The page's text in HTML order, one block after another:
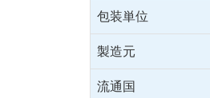
包装単位
製造元
流通国